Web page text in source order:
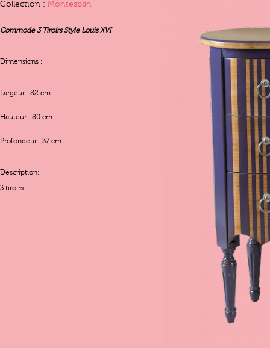
Collection : Montespan
Commode 3 Tiroirs Style Louis XVI
Dimensions :
Largeur : 82 cm
Hauteur : 80 cm
Profondeur : 37 cm
Description:
3 tiroirs